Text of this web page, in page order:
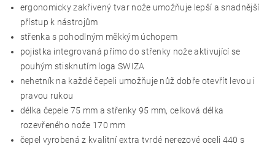
ergonomicky zakřivený tvar nože umožňuje lepší a snadnější
přístup k nástrojům
střenka s pohodlným měkkým úchopem
pojistka integrovaná přímo do střenky nože aktivující se
pouhým stisknutím loga SWIZA
nehetník na každé čepeli umožňuje nůž dobře otevřít levou i
pravou rukou
délka čepele 75 mm a střenky 95 mm, celková délka
rozevřeného nože 170 mm
čepel vyrobená z kvalitní extra tvrdé nerezové oceli 440 s